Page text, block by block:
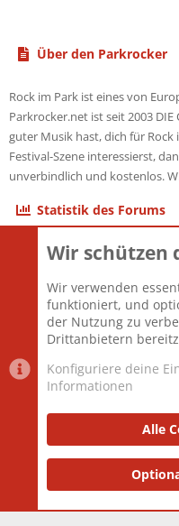
Über den Parkrocker
Rock im Park ist eines von
Parkrocker.net ist seit 2003
guter Musik hast, dich für
Festival-Szene interessierst,
unverbindlich und kostenlos.
Statistik des Forums
Themen
Mitglieder
Neuestes Mitglied
Community platform by
and add-ons by ThemeHouse
Wir schützen
Wir verwenden
funktioniert, und
der Nutzung zu
Drittanbietern
Konfiguriere deine
Informationen
Alle